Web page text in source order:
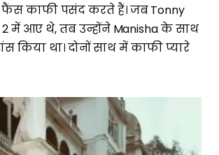
फैंस काफी पसंद करते हैं। जब Tonny
2 में आए थे, तब उन्होंने Manisha के साथ
किया था। दोनों साथ में काफी प्यारे